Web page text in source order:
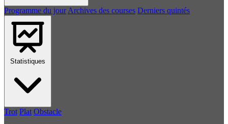
Programme du jour Archives des courses Derniers quintés
Statistiques
Trot Plat Obstacle